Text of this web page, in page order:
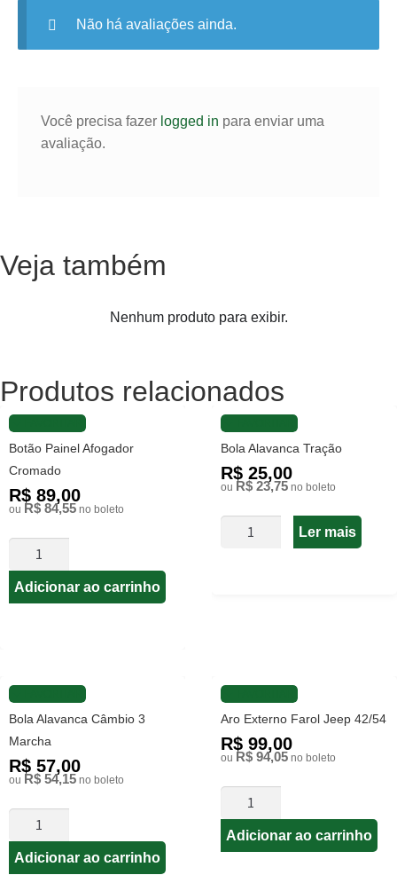
Não há avaliações ainda.
Você precisa fazer logged in para enviar uma
avaliação.
Veja também
Nenhum produto para exibir.
Produtos relacionados
Botão Painel Afogador
Cromado
R$ 89,00
ou R$ 84,55 no boleto
Adicionar ao carrinho
Bola Alavanca Tração
R$ 25,00
ou R$ 23,75 no boleto
Ler mais
Bola Alavanca Câmbio 3
Marcha
R$ 57,00
ou R$ 54,15 no boleto
Adicionar ao carrinho
Aro Externo Farol Jeep 42/54
R$ 99,00
ou R$ 94,05 no boleto
Adicionar ao carrinho